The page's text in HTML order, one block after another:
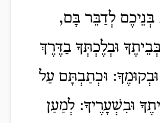
לְדַבֵּר בָּם,
וּבְלֶכְתְּךָ בַדֶּרֶךְ
וּכְתַבְתָּם עַל
וּבִשְׁעָרֶיךָ: לְמַעַן